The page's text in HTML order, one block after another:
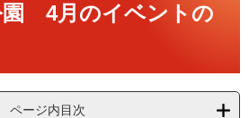
園 4月のイベントの
ページ内目次